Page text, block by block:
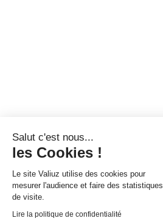
Salut c'est nous...
les Cookies !
Le site Valiuz utilise des cookies pour
mesurer l'audience et faire des statistiques
de visite.
Lire la politique de confidentialité